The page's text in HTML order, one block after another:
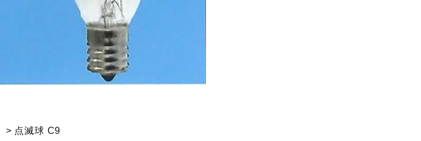
点滅球 C9